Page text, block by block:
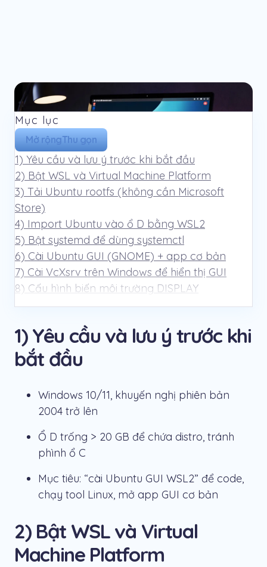
Mục lục
Mở rộngThu gọn
1) Yêu cầu và lưu ý trước khi bắt đầu
2) Bật WSL và Virtual Machine Platform
3) Tải Ubuntu rootfs (không cần Microsoft
Store)
4) Import Ubuntu vào ổ D bằng WSL2
5) Bật systemd để dùng systemctl
6) Cài Ubuntu GUI (GNOME) + app cơ bản
7) Cài VcXsrv trên Windows để hiển thị GUI
8) Cấu hình biến môi trường DISPLAY
9) Test GUI
whoopsie, openvpn…)
11) Tạo file .bat để mở Ubuntu GUI thật nhanh
Hỏi nhanh đáp gọn (FAQ)
1) Yêu cầu và lưu ý trước khi
bắt đầu
Windows 10/11, khuyến nghị phiên bản
2004 trở lên
Ổ D trống > 20 GB để chứa distro, tránh
phình ổ C
Mục tiêu: “cài Ubuntu GUI WSL2” để code,
chạy tool Linux, mở app GUI cơ bản
2) Bật WSL và Virtual
Machine Platform